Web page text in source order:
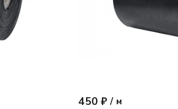
450 ₽ / м